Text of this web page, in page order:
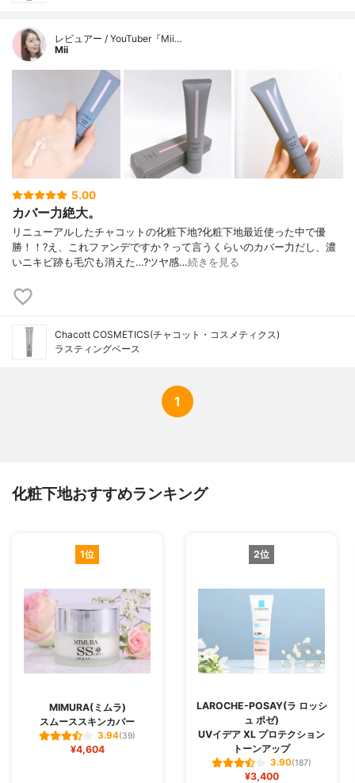
レビュアー / YouTuber『Mii…
Mii
5.00
カバー力絶大。
リニューアルしたチャコットの化粧下地?化粧下地最近使った中で優
勝！！?え、これファンデですか？って言うくらいのカバー力だし、濃
いニキビ跡も毛穴も消えた…?ツヤ感…続きを見る
Chacott COSMETICS(チャコット・コスメティクス)
ラスティングベース
1
化粧下地おすすめランキング
1位
MIMURA(ミムラ)
スムーススキンカバー
3.94(39)
¥4,604
2位
LAROCHE-POSAY(ラ ロッシ
ュ ポゼ)
UVイデア XL プロテクション
トーンアップ
3.90(187)
¥3,400